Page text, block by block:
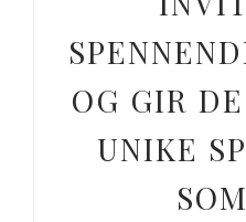
OG GIR
UNIKE